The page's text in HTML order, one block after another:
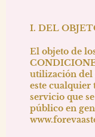
I. DEL
El objeto de
utilización del
este
servicio que
público en